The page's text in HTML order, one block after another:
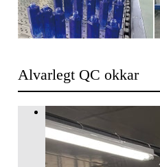
Alvarlegt QC okkar